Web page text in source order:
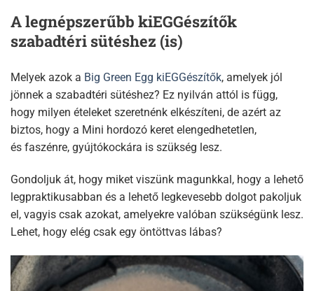
A legnépszerűbb kiEGGészítők
szabadtéri sütéshez (is)
Melyek azok a Big Green Egg kiEGGészítők, amelyek jól
jönnek a szabadtéri sütéshez? Ez nyilván attól is függ,
hogy milyen ételeket szeretnénk elkészíteni, de azért az
biztos, hogy a Mini hordozó keret elengedhetetlen,
és faszénre, gyújtókockára is szükség lesz.
Gondoljuk át, hogy miket viszünk magunkkal, hogy a lehető
legpraktikusabban és a lehető legkevesebb dolgot pakoljuk
el, vagyis csak azokat, amelyekre valóban szükségünk lesz.
Lehet, hogy elég csak egy öntöttvas lábas?